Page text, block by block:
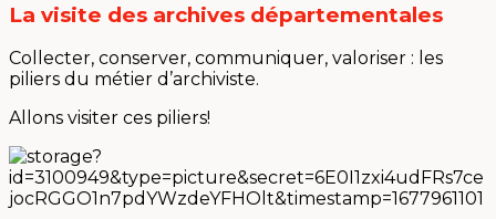
La visite des archives départementales
Collecter, conserver, communiquer, valoriser : les
piliers du métier d’archiviste.
Allons visiter ces piliers!